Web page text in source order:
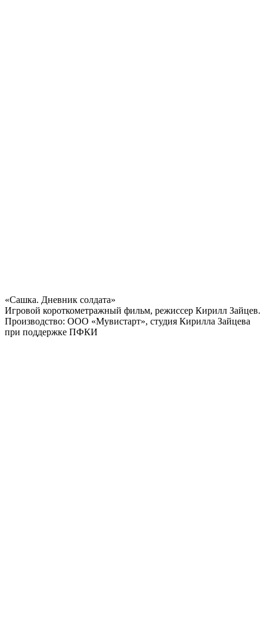
«Сашка. Дневник солдата»
Игровой короткометражный фильм, режиссер Кирилл Зайцев.
Производство: ООО «Мувистарт», студия Кирилла Зайцева
при поддержке ПФКИ